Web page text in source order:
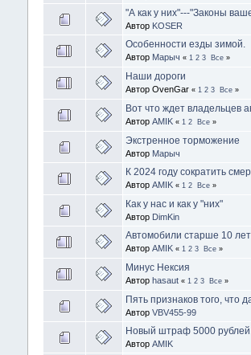
"А как у них"---"Законы
Автор KOSER
Особенности езды зимой.
Автор Марыч « 1 2 3 Все»
Наши дороги
Автор OvenGar « 1 2 3 Все»
Вот что ждет владельцев
Автор AMIK « 1 2 Все»
Экстренное торможение
Автор Марыч
К 2024 году сократить
Автор AMIK « 1 2 Все»
Как у нас и как у "них"
Автор DimKin
Автомобили старше 10
Автор AMIK « 1 2 3 Все»
Минус Нексия
Автор hasaut « 1 2 3 Все»
Пять признаков того, что
Автор VBV455-99
Новый штраф 5000
Автор AMIK